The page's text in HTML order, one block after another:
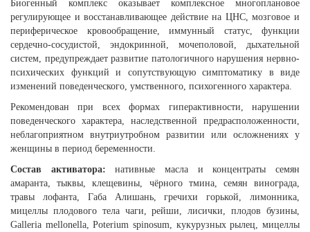
Биогенный комплекс оказывает комплексное многоплановое
регулирующее и восстанавливающее действие на ЦНС, мозговое и
периферическое кровообращение, иммунный статус, функции
сердечно-сосудистой, эндокринной, мочеполовой, дыхательной
систем, предупреждает развитие патологичного нарушения нервно-
психических функций и сопутствующую симптоматику в виде
изменений поведенческого, умственного, психогенного характера.
Рекомендован при всех формах гиперактивности, нарушении
поведенческого характера, наследственной предрасположенности,
неблагоприятном внутриутробном развитии или осложнениях у
женщины в период беременности.
Состав активатора: нативные масла и концентраты семян
амаранта, тыквы, клещевины, чёрного тмина, семян винограда,
травы лофанта, Габа Алишань, гречихи горькой, лимонника,
мицеллы плодового тела чаги, рейши, лисички, плодов бузины,
Galleria mellonella, Poterium spinosum, кукурузных рылец, мицеллы